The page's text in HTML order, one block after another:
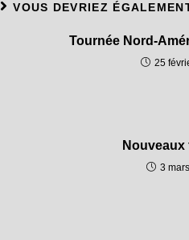
VOUS DEVRIEZ
Tournée Nord-
25
Nouveaux
3